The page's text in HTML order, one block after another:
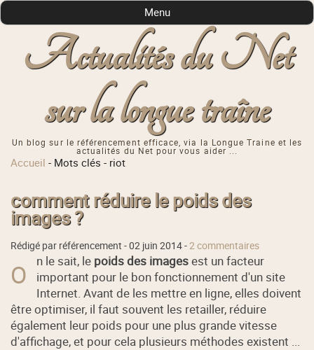
Actualités du Net
sur la longue traîne
Un blog sur le référencement efficace, via la Longue Traine et les
actualités du Net pour vous aider ...
Menu
Accueil - Mots clés - riot
comment réduire le poids des
images ?
Rédigé par référencement -02 juin 2014-2 commentaires
O n le sait, le poids des imagesest un facteur
important pour le bon fonctionnement d'un site
Internet. Avant de les mettre en ligne, elles doivent
être optimiser, il faut souvent les retailler, réduire
également leur poids pour une plus grande vitesse
d'affichage, et pour cela plusieurs méthodes existent ...